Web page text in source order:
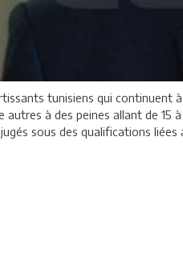
tunisiens qui continuent
autres à des peines allant de 15
sous des qualifications